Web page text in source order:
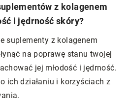
z kolagenem
i jędrność skóry?
suplementy z kolagenem
na poprawę stanu twojej
jej młodość i jędrność.
ich działaniu i korzyściach z
dziedziny opieki zdrowotnej. Coraz
korzysta z usług medycznych
tym z możliwości uzyskania
lekarskich.